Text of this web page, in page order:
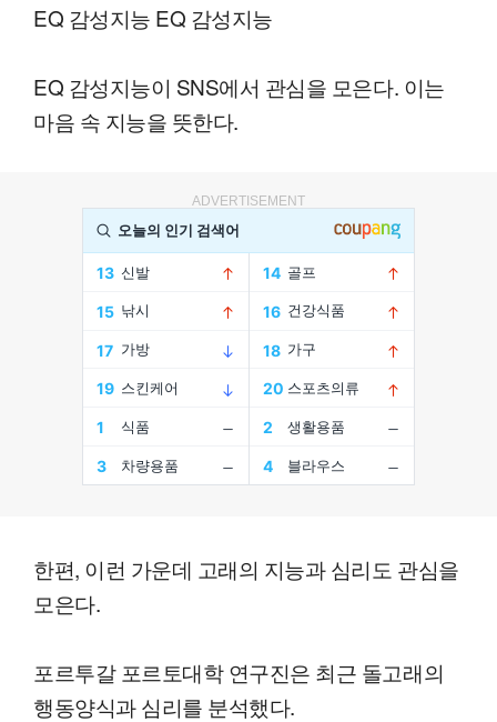
EQ 감성지능 EQ 감성지능
EQ 감성지능이 SNS에서 관심을 모은다. 이는
마음 속 지능을 뜻한다.
ADVERTISEMENT
한편, 이런 가운데 고래의 지능과 심리도 관심을
모은다.
포르투갈 포르토대학 연구진은 최근 돌고래의
행동양식과 심리를 분석했다.